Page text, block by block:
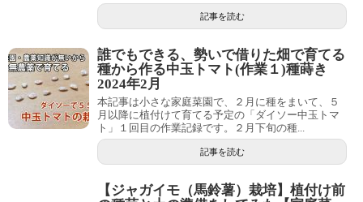
記事を読む
誰でもできる、勢いで借りた畑で育てる
種から作る中玉トマト(作業１)種蒔き
2024年2月
本記事は小さな家庭菜園で、２月に種をまいて、５
月以降に植付けて育てる予定の「ダイソー中玉トマ
ト」１回目の作業記録です。２月下旬の種...
記事を読む
【ジャガイモ（馬鈴薯）栽培】植付け前